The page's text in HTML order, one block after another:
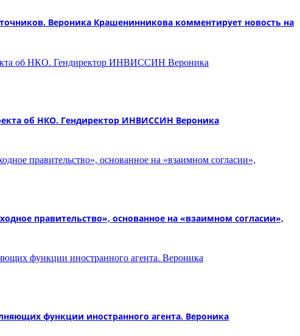
Вероника Крашенинникова комментирует новость на
об НКО. Гендиректор ИНВИССИН Вероника
правительство», основанное на «взаимном согласии»,
функции иностранного агента. Вероника